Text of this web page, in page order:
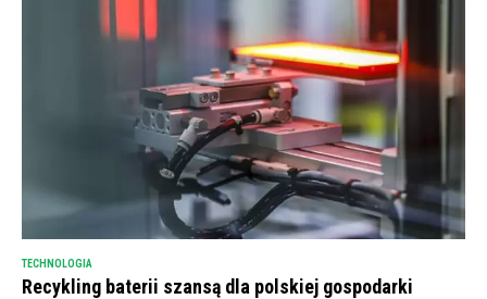
TECHNOLOGIA
Recykling baterii szansą dla polskiej gospodarki